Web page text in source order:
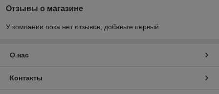
Отзывы о магазине
У компании пока нет отзывов, добавьте первый
О нас
Контакты